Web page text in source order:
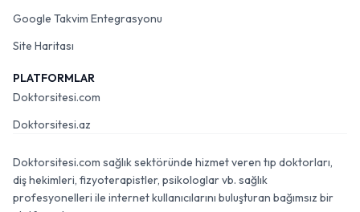
Google Takvim Entegrasyonu
Site Haritası
PLATFORMLAR
Doktorsitesi.com
Doktorsitesi.az
Doktorsitesi.com sağlık sektöründe hizmet veren tıp doktorları,
diş hekimleri, fizyoterapistler, psikologlar vb. sağlık
profesyonelleri ile internet kullanıcılarını buluşturan bağımsız bir